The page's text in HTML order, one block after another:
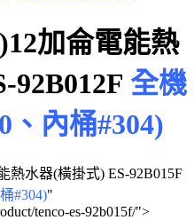
加侖電能熱
92B012F 全機
、內桶#304)
熱水器(橫掛式) ES-92B015F
#304)"
tenco-es-92b015f/">